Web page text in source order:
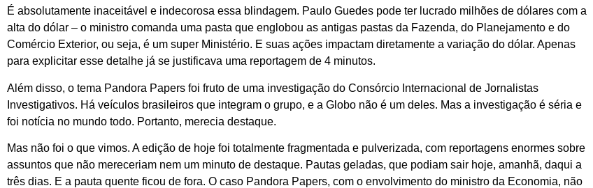
É absolutamente inaceitável e indecorosa essa blindagem. Paulo Guedes pode ter lucrado milhões de dólares com a
alta do dólar – o ministro comanda uma pasta que englobou as antigas pastas da Fazenda, do Planejamento e do
Comércio Exterior, ou seja, é um super Ministério. E suas ações impactam diretamente a variação do dólar. Apenas
para explicitar esse detalhe já se justificava uma reportagem de 4 minutos.
Além disso, o tema Pandora Papers foi fruto de uma investigação do Consórcio Internacional de Jornalistas
Investigativos. Há veículos brasileiros que integram o grupo, e a Globo não é um deles. Mas a investigação é séria e
foi notícia no mundo todo. Portanto, merecia destaque.
Mas não foi o que vimos. A edição de hoje foi totalmente fragmentada e pulverizada, com reportagens enormes sobre
assuntos que não mereceriam nem um minuto de destaque. Pautas geladas, que podiam sair hoje, amanhã, daqui a
três dias. E a pauta quente ficou de fora. O caso Pandora Papers, com o envolvimento do ministro da Economia, não